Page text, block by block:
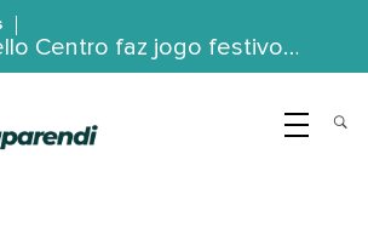
Centro faz jogo festivo…